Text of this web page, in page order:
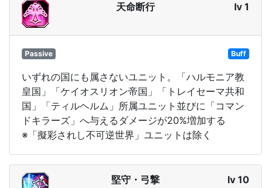
天命断行 lv 1
Passive Buff
いずれの国にも属さないユニット。「ハルモニア教
皇国」「ケイオスリオン帝国」「トレイセーマ共和
国」「ティルヘルム」所属ユニット並びに「コマン
ドキラーズ」へ与えるダメージが20%増加する
※「擬彩されし不可逆世界」ユニットは除く
堅守・弓撃 lv 10